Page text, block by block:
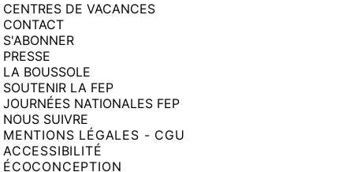
CENTRES DE VACANCES
CONTACT
S'ABONNER
PRESSE
LA BOUSSOLE
SOUTENIR LA FEP
JOURNÉES NATIONALES FEP
NOUS SUIVRE
MENTIONS LÉGALES - CGU
ACCESSIBILITÉ
ÉCOCONCEPTION